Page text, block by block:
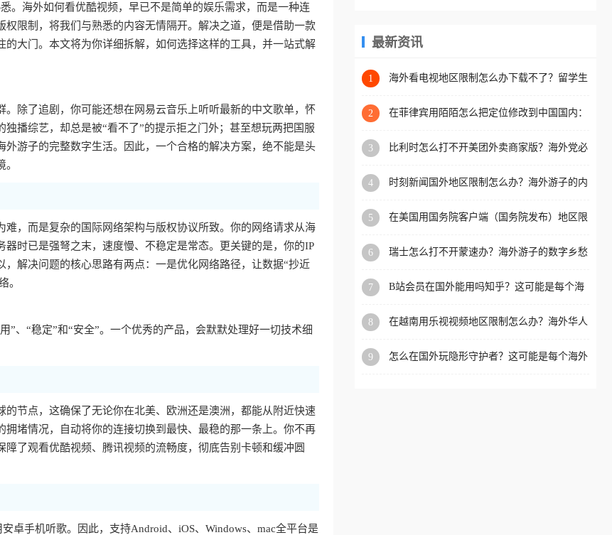
。海外如何看优酷视频，早已不是简单的娱乐需求，而是一种连
限制，将我们与熟悉的内容无情隔开。解决之道，便是借助一款
大门。本文将为你详细拆解，如何选择这样的工具，并一站式解
除了追剧，你可能还想在网易云音乐上听听最新的中文歌单，怀
播综艺，却总是被“看不了”的提示拒之门外；甚至想玩两把国服
游子的完整数字生活。因此，一个合格的解决方案，绝不能是头
，而是复杂的国际网络架构与版权协议所致。你的网络请求从海
时已是强弩之末，速度慢、不稳定是常态。更关键的是，你的IP
解决问题的核心思路有两点：一是优化网络路径，让数据“抄近
。
、“稳定”和“安全”。一个优秀的产品，会默默处理好一切技术细
节点，这确保了无论你在北美、欧洲还是澳洲，都能从附近快速
堵情况，自动将你的连接切换到最快、最稳的那一条上。你不再
了观看优酷视频、腾讯视频的流畅度，彻底告别卡顿和缓冲圆
卓手机听歌。因此，支持Android、iOS、Windows、mac全平台是
区工作、留学、定居等，都
权限制所困扰。
回国加速器，即可解决「海
版权限制」的问题，无论人
国、加拿大、澳大利亚、欧
学、定居等，都可以使用，
扰。
最新资讯
1
海外看电视地区限制怎么办下载不了？留学生
2
在菲律宾用陌陌怎么把定位修改到中国国内：
3
比利时怎么打不开美团外卖商家版？海外党必
4
时刻新闻国外地区限制怎么办？海外游子的内
5
在美国用国务院客户端（国务院发布）地区限
6
瑞士怎么打不开蒙速办？海外游子的数字乡愁
7
B站会员在国外能用吗知乎？这可能是每个海
8
在越南用乐视视频地区限制怎么办？海外华人
9
怎么在国外玩隐形守护者？这可能是每个海外